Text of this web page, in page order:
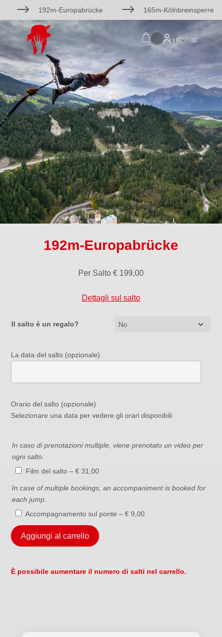
$ 192m-Europabrücke $ 165m-Kölnbreinsperre
IT
192m-Europabrücke
Per Salto € 199,00
Dettagli sul salto
Il salto è un regalo?
La data del salto (opzionale)
Orario del salto (opzionale)
Selezionare una data per vedere gli orari disponibili
In caso di prenotazioni multiple, viene prenotato un video per
ogni salto.
Film del salto – € 31,00
In case of multiple bookings, an accompaniment is booked for
each jump.
Accompagnamento sul ponte – € 9,00
Aggiungi al carrello
È possibile aumentare il numero di salti nel carrello.